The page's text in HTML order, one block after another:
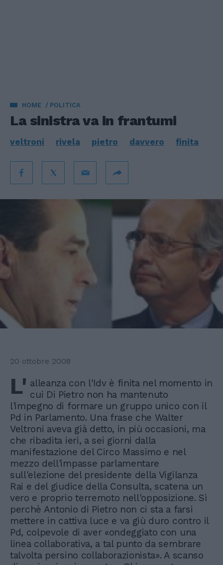
HOME POLITICA
La sinistra va in frantumi
veltroni rivela pietro davvero finita
20 ottobre 2008
L' alleanza con l'Idv è finita nel momento in
cui Di Pietro non ha mantenuto
l'impegno di formare un gruppo unico con il
Pd in Parlamento. Una frase che Walter
Veltroni aveva già detto, in più occasioni, ma
che ribadita ieri, a sei giorni dalla
manifestazione del Circo Massimo e nel
mezzo dell'impasse parlamentare
sull'elezione del presidente della Vigilanza
Rai e del giudice della Consulta, scatena un
vero e proprio terremoto nell'opposizione. Sì
perchè Antonio di Pietro non ci sta a farsi
mettere in cattiva luce e va giù duro contro il
Pd, colpevole di aver «ondeggiato con una
linea collaborativa, a tal punto da sembrare
talvolta persino collaborazionista». A scanso